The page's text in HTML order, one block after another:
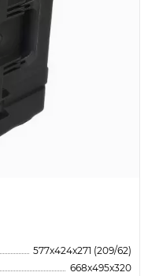
577x424x271 (209/62)
668x495x320